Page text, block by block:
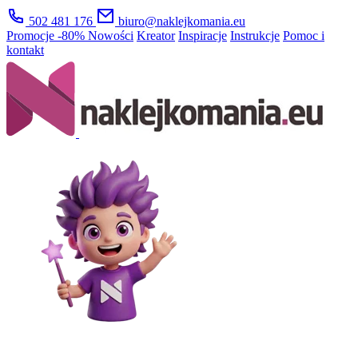
502 481 176
biuro@naklejkomania.eu
Promocje -80% Nowości Kreator Inspiracje Instrukcje Pomoc i
kontakt